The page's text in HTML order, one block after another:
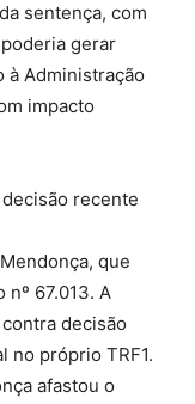
sentença, com
gerar
à Administração
impacto
recente
que
nº 67.013. A
decisão
no próprio TRF1.
afastou o